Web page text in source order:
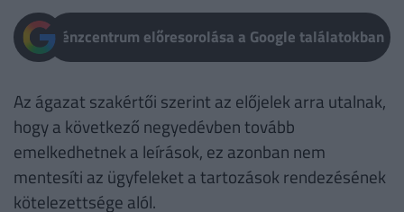
Pénzcentrum előresorolása a Google találatokban
Az ágazat szakértői szerint az előjelek arra utalnak,
hogy a következő negyedévben tovább
emelkedhetnek a leírások, ez azonban nem
mentesíti az ügyfeleket a tartozások rendezésének
kötelezettsége alól.